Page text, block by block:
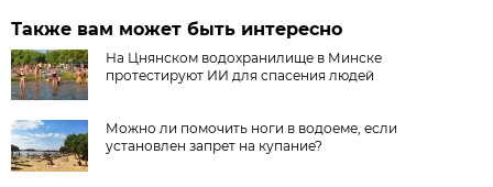
Также вам может быть интересно
На Цнянском водохранилище в Минске
протестируют ИИ для спасения людей
Можно ли помочить ноги в водоеме, если
установлен запрет на купание?